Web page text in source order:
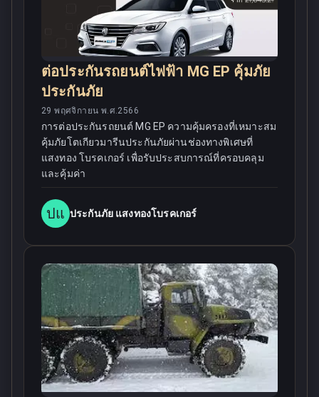
ต่อประกันรถยนต์ไฟฟ้า MG EP คุ้มภัย
ประกันภัย
29 พฤศจิกายน พ.ศ.2566
การต่อประกันรถยนต์ MG EP ความคุ้มครองที่เหมาะสม
คุ้มภัยโตเกียวมารีนประกันภัยผ่านช่องทางพิเศษที่
แสงทอง โบรคเกอร์ เพื่อรับประสบการณ์ที่ครอบคลุม
และคุ้มค่า
ปแ ประกันภัย แสงทองโบรคเกอร์